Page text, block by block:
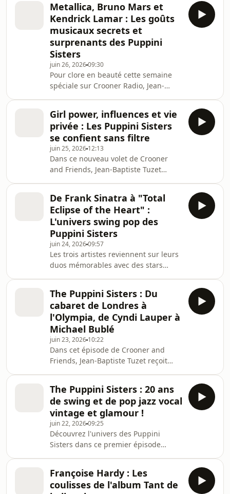
Metallica, Bruno Mars et
Kendrick Lamar : Les goûts
musicaux secrets et
surprenants des Puppini
Sisters
juin 26, 202609:30
Pour clore en beauté cette semaine
spéciale sur Crooner Radio, Jean-
légendaire The Puppini Sisters.
Interrogée sur ce que donnerait la
création de leur formation
aujourd'hui, en 2026, la fondatrice
Marcella explique qu'elles devraient
proposer un concept totalement
différent, tant elles ont inspiré de
nombreux groupes depu
Girl power, influences et vie
privée : Les Puppini Sisters
se confient sans filtre
juin 25, 2026 12:13
Dans ce nouveau volet de Crooner
and Friends, Jean-Baptiste Tuzet
Marcella, Kate et Rosanna profitent de
l'occasion pour clarifier leur vision du
groupe : si elles adorent l'esthétique
et la courtoisie des années 50, elles
revendiquent un fonctionnement
profondément moderne et
indépendant où les femmes dirigent
tout, des a
De Frank Sinatra à "Total
Eclipse of the Heart" :
L'univers swing pop des
Puppini Sisters
juin 24, 202609:57
Les trois artistes reviennent sur leurs
duos mémorables avec des stars
Barrowman, George Parris ou encore
Wojtek Mazolewski. Elles partagent
également la liste de leurs crooners
préférés, de Frank Sinatra, Sammy
Davis Jr. et Nat King Cole jusqu'au
chanteur tchèque Vojtěch Dyk. Enfin,
elles présentent en exclusivité leur
reprise épiq
The Puppini Sisters : Du
cabaret de Londres à
l'Olympia, de Cyndi Lauper à
Michael Bublé
juin 23, 2026 10:22
Dans cet épisode de Crooner and
Friends, Jean-Baptiste Tuzet reçoit
Sisters pour célébrer la sortie de leur
album anniversaire, Birthday Party,
marquant leurs 20 ans de carrière à
travers le monde.Avec humour et
élégance, les trois chanteuses
reviennent sur leurs débuts dans la
scène cabaret underground de
Londres, leurs collaborations mar
The Puppini Sisters : 20 ans
de swing et de pop jazz vocal
vintage et glamour !
juin 22, 202609:25
Découvrez l'univers des Puppini
Sisters dans ce premier épisode
carrière internationale, Marcella, Kate
et Rosanna se confient au micro de
Françoise Hardy : Les
coulisses de l'album Tant de